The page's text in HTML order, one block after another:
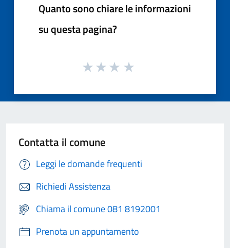
Quanto sono chiare le informazioni
su questa pagina?
Contatta il comune
Leggi le domande frequenti
Richiedi Assistenza
Chiama il comune 081 8192001
Prenota un appuntamento